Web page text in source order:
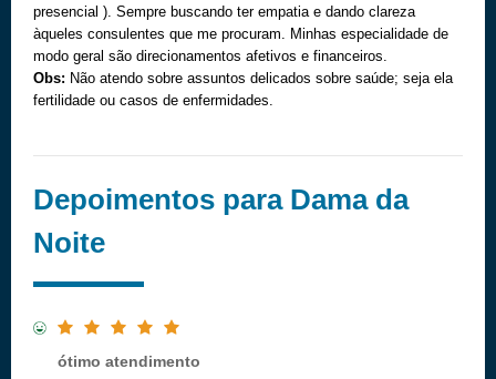
presencial ). Sempre buscando ter empatia e dando clareza
àqueles consulentes que me procuram. Minhas especialidade de
modo geral são direcionamentos afetivos e financeiros.
Obs: Não atendo sobre assuntos delicados sobre saúde; seja ela
fertilidade ou casos de enfermidades.
Depoimentos para Dama da
Noite
ótimo atendimento